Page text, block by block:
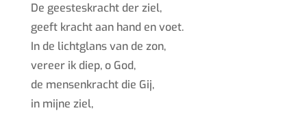
De geesteskracht der ziel,
geeft kracht aan hand en voet.
In de lichtglans van de zon,
vereer ik diep, o God,
de mensenkracht die Gij,
in mijne ziel,